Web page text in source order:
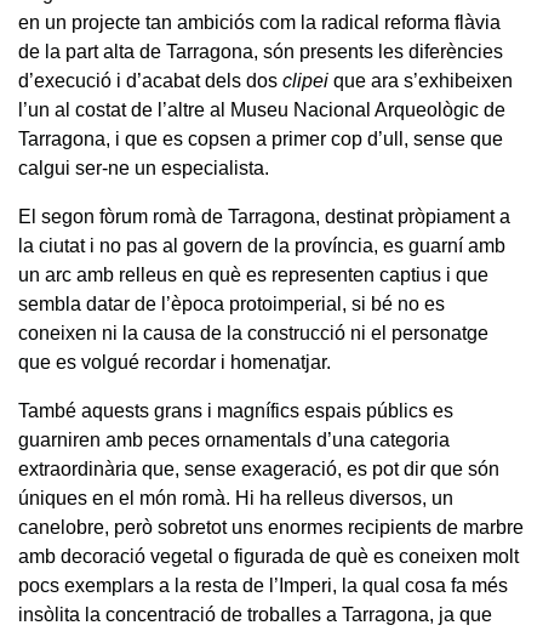
en un projecte tan ambiciós com la radical reforma flàvia
de la part alta de Tarragona, són presents les diferències
d’execució i d’acabat dels dos clipei que ara s’exhibeixen
l’un al costat de l’altre al Museu Nacional Arqueològic de
Tarragona, i que es copsen a primer cop d’ull, sense que
calgui ser-ne un especialista.
El segon fòrum romà de Tarragona, destinat pròpiament a
la ciutat i no pas al govern de la província, es guarní amb
un arc amb relleus en què es representen captius i que
sembla datar de l’època protoimperial, si bé no es
coneixen ni la causa de la construcció ni el personatge
que es volgué recordar i homenatjar.
També aquests grans i magnífics espais públics es
guarniren amb peces ornamentals d’una categoria
extraordinària que, sense exageració, es pot dir que són
úniques en el món romà. Hi ha relleus diversos, un
canelobre, però sobretot uns enormes recipients de marbre
amb decoració vegetal o figurada de què es coneixen molt
pocs exemplars a la resta de l’Imperi, la qual cosa fa més
insòlita la concentració de troballes a Tarragona, ja que